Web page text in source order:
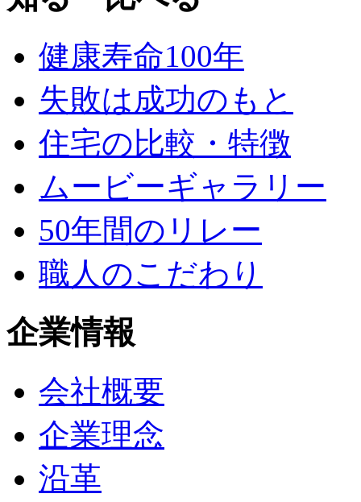
健康寿命100年
失敗は成功のもと
住宅の比較・特徴
ムービーギャラリー
50年間のリレー
職人のこだわり
企業情報
会社概要
企業理念
沿革